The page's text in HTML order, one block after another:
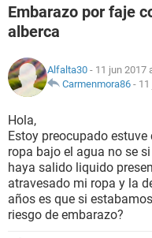
FAMILIA
NUTRICIÓN
SEXUALIDAD
GLOSARIO
Embarazo por faje
alberca
Alfalta30 - 11 jun 2017
Carmenmora86 -
Hola,
Estoy preocupado
ropa bajo el agua no se
haya salido liquido
atravesado mi ropa y la
años es que si
riesgo de embarazo?